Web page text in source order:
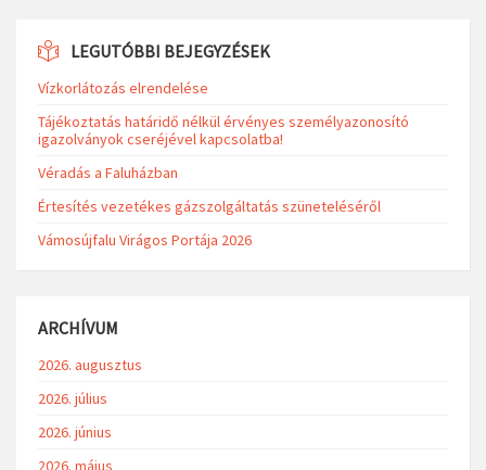
LEGUTÓBBI BEJEGYZÉSEK
Vízkorlátozás elrendelése
Tájékoztatás határidő nélkül érvényes személyazonosító
igazolványok cseréjével kapcsolatba!
Véradás a Faluházban
Értesítés vezetékes gázszolgáltatás szüneteléséről
Vámosújfalu Virágos Portája 2026
ARCHÍVUM
2026. augusztus
2026. július
2026. június
2026. május